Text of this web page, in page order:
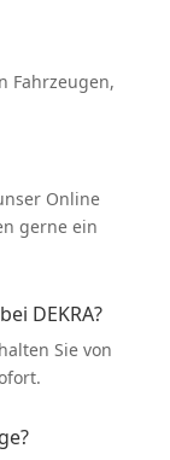
Fahrzeugen,
Online
gerne ein
DEKRA?
Sie von